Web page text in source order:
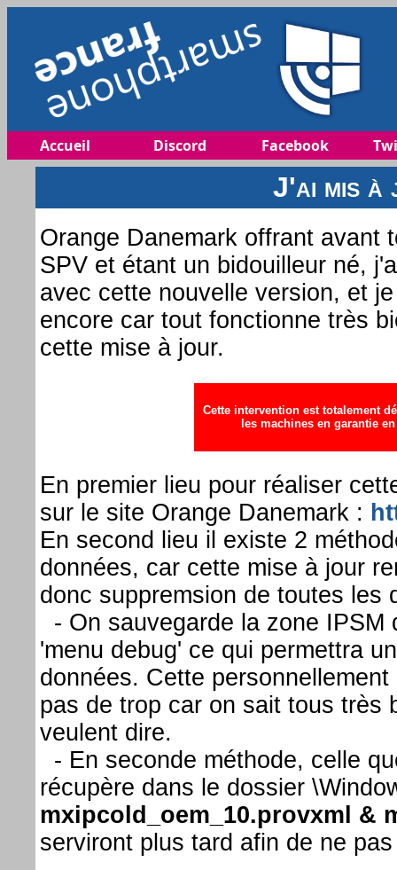
Accueil Discord Facebook
J'ai mis
Orange Danemark offrant avant
SPV et étant un bidouilleur né,
avec cette nouvelle version, et
encore car tout fonctionne très
cette mise à jour.
Cette intervention est totalement
les machines en garantie
En premier lieu pour réaliser
sur le site Orange Danemark :
En second lieu il existe 2
données, car cette mise à jour
donc suppremsion de toutes les
- On sauvegarde la zone IPSM
'menu debug' ce qui permettra
données. Cette
pas de trop car on sait tous très
veulent dire.
- En seconde méthode, celle
récupère dans le dossier
mxipcold_oem_10.provxml &
serviront plus tard afin de ne